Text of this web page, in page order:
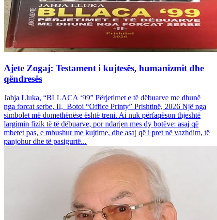
Ajete Zogaj: Testament i kujtesës, humanizmit dhe
qëndresës
Jahja Lluka, “BLLACA ‘99” Përjetimet e të dëbuarve me dhunë
nga forcat serbe, II, Botoi “Office Printy” Prishtinë, 2026 Një nga
simbolet më domethënëse është treni. Ai nuk përfaqëson thjeshtë
largimin fizik të të dëbuarve, por ndarjen mes dy botëve: asaj që
mbetet pas, e mbushur me kujtime, dhe asaj që i pret në vazhdim, të
panjohur dhe të pasigurtë...